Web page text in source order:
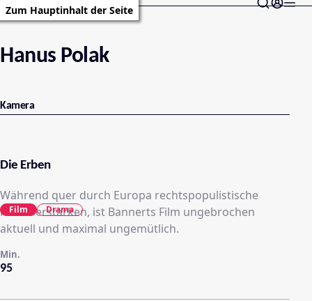
Zum Hauptinhalt der Seite
Hanus Polak
Kamera
Die Erben
Während quer durch Europa rechtspopulistische
Kräfte erstarken, ist Bannerts Film ungebrochen
aktuell und maximal ungemütlich.
95
Min.
Film Drama